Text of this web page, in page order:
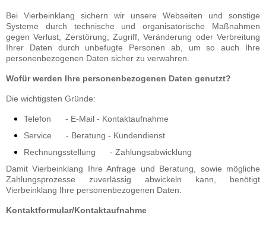
Bei Vierbeinklang sichern wir unsere Webseiten und sonstige
Systeme durch technische und organisatorische Maßnahmen
gegen Verlust, Zerstörung, Zugriff, Veränderung oder Verbreitung
Ihrer Daten durch unbefugte Personen ab, um so auch Ihre
personenbezogenen Daten sicher zu verwahren.
Wofür werden Ihre personenbezogenen Daten genutzt?
Die wichtigsten Gründe:
Telefon - E-Mail - Kontaktaufnahme
Service - Beratung - Kundendienst
Rechnungsstellung - Zahlungsabwicklung
Damit Vierbeinklang Ihre Anfrage und Beratung, sowie mögliche
Zahlungsprozesse zuverlässig abwickeln kann, benötigt
Vierbeinklang Ihre personenbezogenen Daten.
Kontaktformular/Kontaktaufnahme